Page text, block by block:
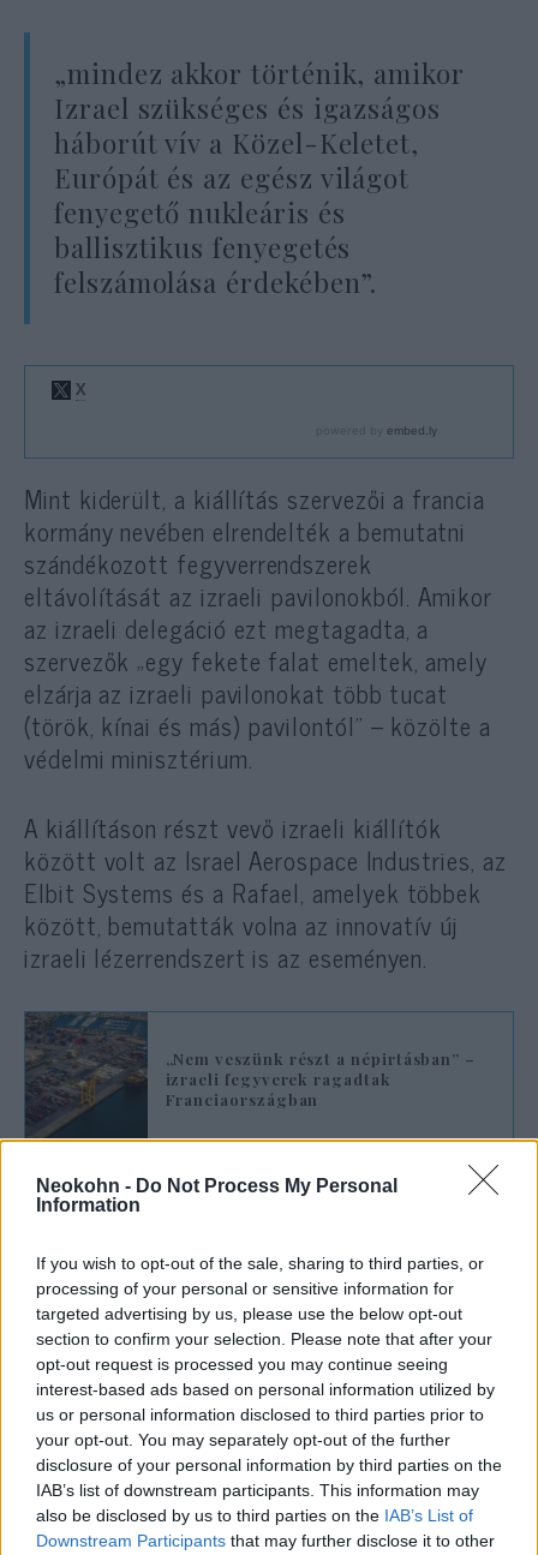
Neokohn - Do Not Process My Personal
Information
If you wish to opt-out of the sale, sharing to third parties, or
processing of your personal or sensitive information for
targeted advertising by us, please use the below opt-out
section to confirm your selection. Please note that after your
opt-out request is processed you may continue seeing
interest-based ads based on personal information utilized by
us or personal information disclosed to third parties prior to
your opt-out. You may separately opt-out of the further
disclosure of your personal information by third parties on the
IAB’s list of downstream participants. This information may
also be disclosed by us to third parties on the IAB’s List of
Downstream Participants that may further disclose it to other
„mindez akkor történik, amikor
Izrael szükséges és igazságos
háborút vív a Közel-Keletet,
Európát és az egész világot
fenyegető nukleáris és
ballisztikus fenyegetés
felszámolása érdekében”.
Mint kiderült, a kiállítás szervezői a francia
kormány nevében elrendelték a bemutatni
szándékozott fegyverrendszerek
eltávolítását az izraeli pavilonokból. Amikor
az izraeli delegáció ezt megtagadta, a
szervezők „egy fekete falat emeltek, amely
elzárja az izraeli pavilonokat több tucat
(török, kínai és más) pavilontól” – közölte a
védelmi minisztérium.
A kiállításon részt vevő izraeli kiállítók
között volt az Israel Aerospace Industries, az
Elbit Systems és a Rafael, amelyek többek
között, bemutatták volna az innovatív új
izraeli lézerrendszert is az eseményen.
„Nem veszünk részt a népirtásban” –
izraeli fegyverek ragadtak
Franciaországban
„Párbeszéd folyik”
FranceInfo-nak adott nyilatkozatában
megerősítette, hogy valóban meghozták a
kérdéses intézkedést. „Ez a kiállítás
megnyitása előtt az illetékes francia
hatóságok utasítását követte, amely az
izraeli pavilonokban bemutatott bizonyos
eszközök eltávolítására vonatkozott” –
közölték a szervezők a műsorszolgáltatóval.